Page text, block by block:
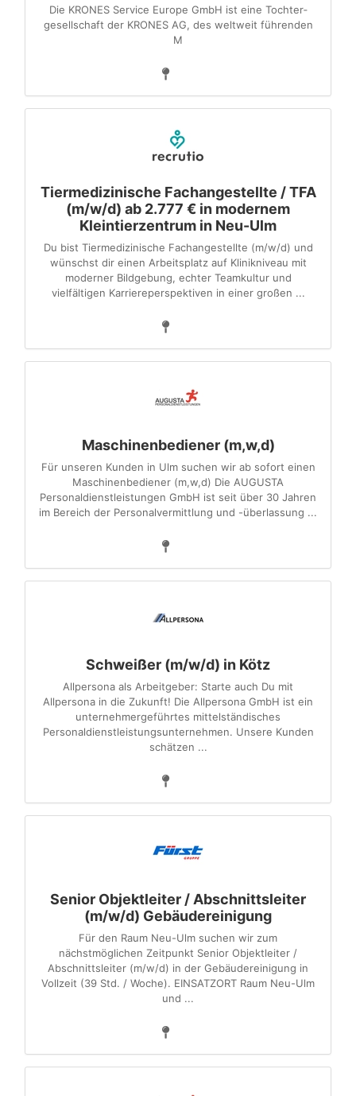
Die KRONES Service Europe GmbH ist eine Tochter­
gesellschaft der KRONES AG, des weltweit führenden
M
Tiermedizinische Fachangestellte / TFA
(m/w/d) ab 2.777 € in modernem
Kleintierzentrum in Neu-Ulm
Du bist Tiermedizinische Fachangestellte (m/w/d) und
wünschst dir einen Arbeitsplatz auf Klinikniveau mit
moderner Bildgebung, echter Teamkultur und
vielfältigen Karriereperspektiven in einer großen ...
Maschinenbediener (m,w,d)
Für unseren Kunden in Ulm suchen wir ab sofort einen
Maschinenbediener (m,w,d) Die AUGUSTA
Personaldienstleistungen GmbH ist seit über 30 Jahren
im Bereich der Personalvermittlung und -überlassung ...
Schweißer (m/w/d) in Kötz
Allpersona als Arbeitgeber: Starte auch Du mit
Allpersona in die Zukunft! Die Allpersona GmbH ist ein
unternehmergeführtes mittelständisches
Personaldienstleistungsunternehmen. Unsere Kunden
schätzen ...
Senior Objektleiter / Abschnittsleiter
(m/w/d) Gebäudereinigung
Für den Raum Neu-Ulm suchen wir zum
nächstmöglichen Zeitpunkt Senior Objektleiter /
Abschnittsleiter (m/w/d) in der Gebäudereinigung in
Vollzeit (39 Std. / Woche). EINSATZORT Raum Neu-Ulm
und ...